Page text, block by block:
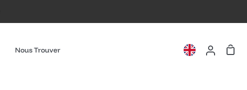
Nous Trouver
Mon